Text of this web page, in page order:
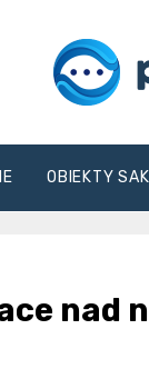
OBIEKTY
nad